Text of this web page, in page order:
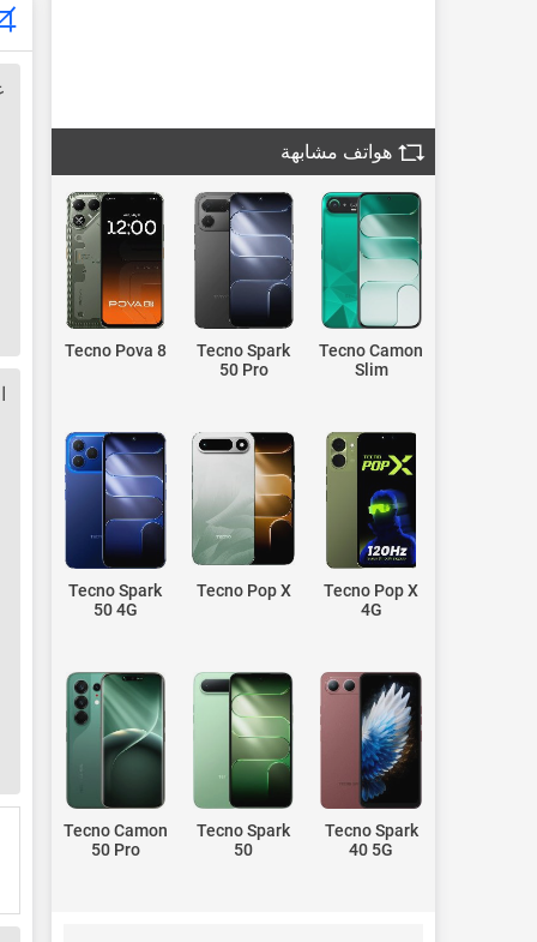
هواتف مشابهة
Tecno Camon
Slim
Tecno Spark
50 Pro
Tecno Pova 8
Tecno Pop X
4G
Tecno Pop X
Tecno Spark
50 4G
Tecno Spark
40 5G
Tecno Spark
50
Tecno Camon
50 Pro